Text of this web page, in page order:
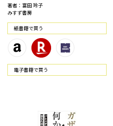
著者：富田 玲子
みすず書房
紙書籍で買う
電⼦書籍で買う